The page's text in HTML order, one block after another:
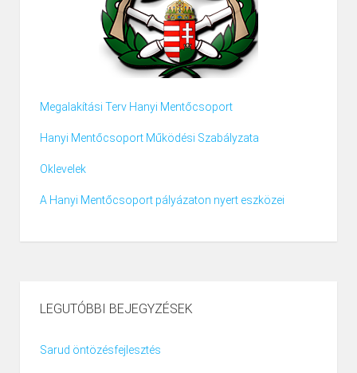
Megalakítási Terv Hanyi Mentőcsoport
Hanyi Mentőcsoport Működési Szabályzata
Oklevelek
A Hanyi Mentőcsoport pályázaton nyert eszközei
LEGUTÓBBI BEJEGYZÉSEK
Sarud öntözésfejlesztés